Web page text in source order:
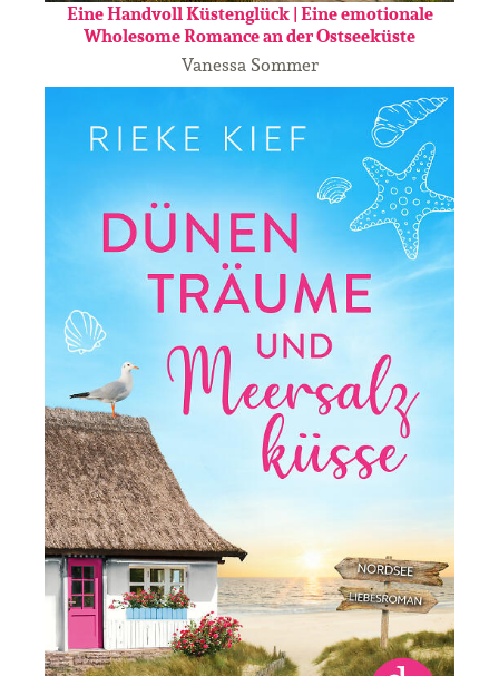
Eine Handvoll Küstenglück | Eine emotionale
Wholesome Romance an der Ostseeküste
Vanessa Sommer